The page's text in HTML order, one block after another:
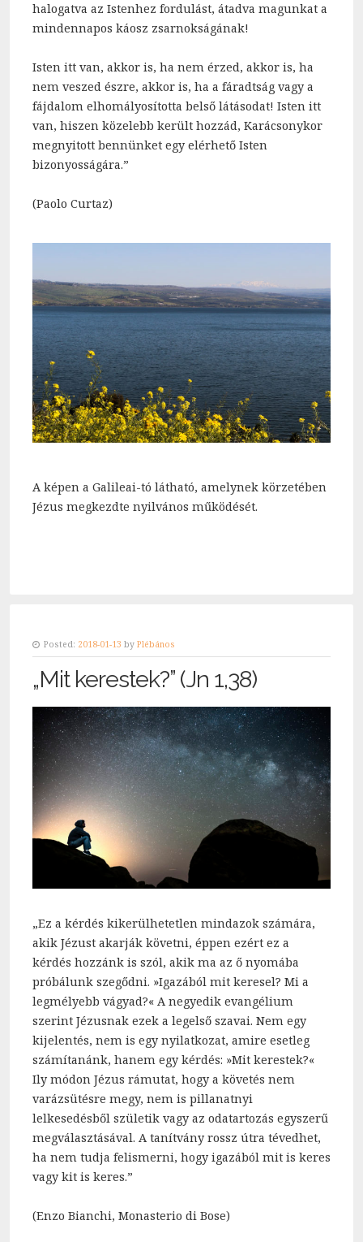
halogatva az Istenhez fordulást, átadva magunkat a
mindennapos káosz zsarnokságának!
Isten itt van, akkor is, ha nem érzed, akkor is, ha
nem veszed észre, akkor is, ha a fáradtság vagy a
fájdalom elhomályosította belső látásodat! Isten itt
van, hiszen közelebb került hozzád, Karácsonykor
megnyitott bennünket egy elérhető Isten
bizonyosságára.”
(Paolo Curtaz)
A képen a Galileai-tó látható, amelynek körzetében
Jézus megkezdte nyilvános működését.
Posted: 2018-01-13 by Plébános
„Mit kerestek?” (Jn 1,38)
„Ez a kérdés kikerülhetetlen mindazok számára,
akik Jézust akarják követni, éppen ezért ez a
kérdés hozzánk is szól, akik ma az ő nyomába
próbálunk szegődni. »Igazából mit keresel? Mi a
legmélyebb vágyad?« A negyedik evangélium
szerint Jézusnak ezek a legelső szavai. Nem egy
kijelentés, nem is egy nyilatkozat, amire esetleg
számítanánk, hanem egy kérdés: »Mit kerestek?«
Ily módon Jézus rámutat, hogy a követés nem
varázsütésre megy, nem is pillanatnyi
lelkesedésből születik vagy az odatartozás egyszerű
megválasztásával. A tanítvány rossz útra tévedhet,
ha nem tudja felismerni, hogy igazából mit is keres
vagy kit is keres.”
(Enzo Bianchi, Monasterio di Bose)